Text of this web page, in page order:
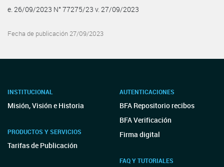
e. 26/09/2023 N° 77275/23 v. 27/09/2023
Fecha de publicación 27/09/2023
INSTITUCIONAL
Misión, Visión e Historia
PRODUCTOS Y SERVICIOS
Tarifas de Publicación
AUTENTICACIONES
BFA Repositorio recibos
BFA Verificación
Firma digital
FAQ Y TUTORIALES